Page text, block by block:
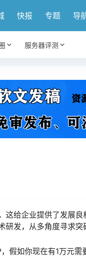
快报 专题 导
服务器评测
这给企业提供了发展
发，从多角度寻求突
假如你现在有1万元